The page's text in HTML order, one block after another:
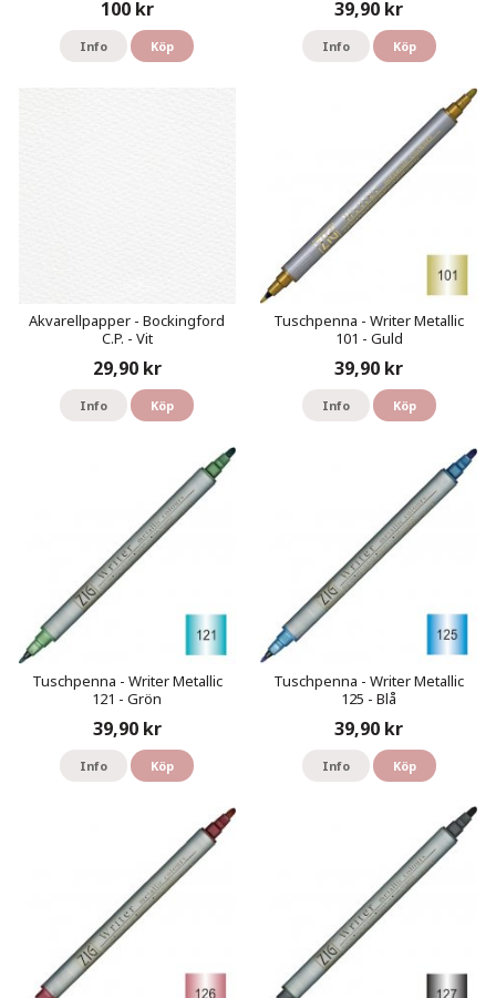
100 kr
Info Köp
39,90 kr
Info Köp
Akvarellpapper - Bockingford
C.P. - Vit
29,90 kr
Info Köp
Tuschpenna - Writer Metallic
101 - Guld
39,90 kr
Info Köp
Tuschpenna - Writer Metallic
121 - Grön
39,90 kr
Info Köp
Tuschpenna - Writer Metallic
125 - Blå
39,90 kr
Info Köp